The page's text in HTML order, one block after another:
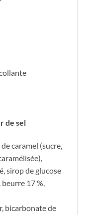
de sel
caramel (sucre,
sirop de glucose
beurre 17 %,
bicarbonate de